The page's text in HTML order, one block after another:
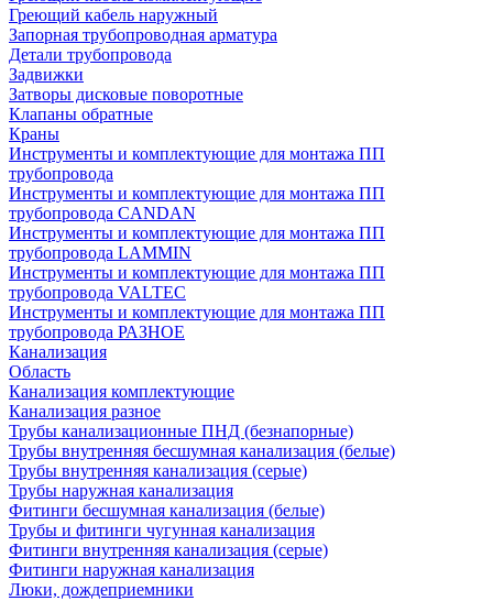
Греющий кабель наружный
Запорная трубопроводная арматура
Детали трубопровода
Задвижки
Затворы дисковые поворотные
Клапаны обратные
Краны
Инструменты и комплектующие для монтажа ПП
трубопровода
Инструменты и комплектующие для монтажа ПП
трубопровода CANDAN
Инструменты и комплектующие для монтажа ПП
трубопровода LAMMIN
Инструменты и комплектующие для монтажа ПП
трубопровода VALTEC
Инструменты и комплектующие для монтажа ПП
трубопровода РАЗНОЕ
Канализация
Область
Канализация комплектующие
Канализация разное
Трубы канализационные ПНД (безнапорные)
Трубы внутренняя бесшумная канализация (белые)
Трубы внутренняя канализация (серые)
Трубы наружная канализация
Фитинги бесшумная канализация (белые)
Трубы и фитинги чугунная канализация
Фитинги внутренняя канализация (серые)
Фитинги наружная канализация
Люки, дождеприемники